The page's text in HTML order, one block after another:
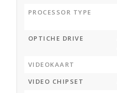
PROCESSOR TYPE
OPTICHE DRIVE
VIDEOKAART
VIDEO CHIPSET